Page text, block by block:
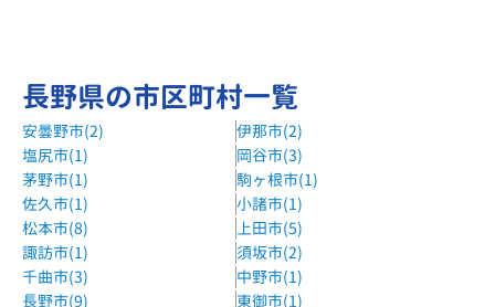
長野県の市区町村一覧
安曇野市(2)
伊那市(2)
塩尻市(1)
岡谷市(3)
茅野市(1)
駒ヶ根市(1)
佐久市(1)
小諸市(1)
松本市(8)
上田市(5)
諏訪市(1)
須坂市(2)
千曲市(3)
中野市(1)
長野市(9)
東御市(1)